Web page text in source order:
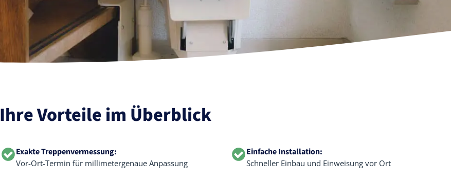
Ihre Vorteile im Überblick
Exakte Treppenvermessung:
Vor-Ort-Termin für millimetergenaue Anpassung
Einfache Installation:
Schneller Einbau und Einweisung vor Ort